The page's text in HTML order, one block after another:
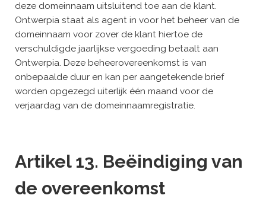
deze domeinnaam uitsluitend toe aan de klant.
Ontwerpia staat als agent in voor het beheer van de
domeinnaam voor zover de klant hiertoe de
verschuldigde jaarlijkse vergoeding betaalt aan
Ontwerpia. Deze beheerovereenkomst is van
onbepaalde duur en kan per aangetekende brief
worden opgezegd uiterlijk één maand voor de
verjaardag van de domeinnaamregistratie.
Artikel 13. Beëindiging van
de overeenkomst